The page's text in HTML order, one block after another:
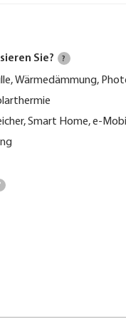
Sie? ?
Wärmedämmung,
Smart Home, e-